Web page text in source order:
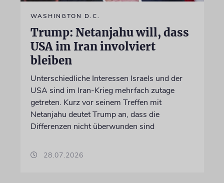
WASHINGTON D.C.
Trump: Netanjahu will, dass
USA im Iran involviert
bleiben
Unterschiedliche Interessen Israels und der
USA sind im Iran-Krieg mehrfach zutage
getreten. Kurz vor seinem Treffen mit
Netanjahu deutet Trump an, dass die
Differenzen nicht überwunden sind
28.07.2026